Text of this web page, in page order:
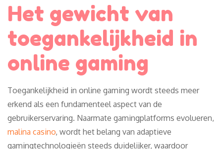
Het gewicht van
toegankelijkheid in
online gaming
Toegankelijkheid in online gaming wordt steeds meer
erkend als een fundamenteel aspect van de
gebruikerservaring. Naarmate gamingplatforms evolueren,
malina casino, wordt het belang van adaptieve
gamingtechnologieën steeds duidelijker, waardoor